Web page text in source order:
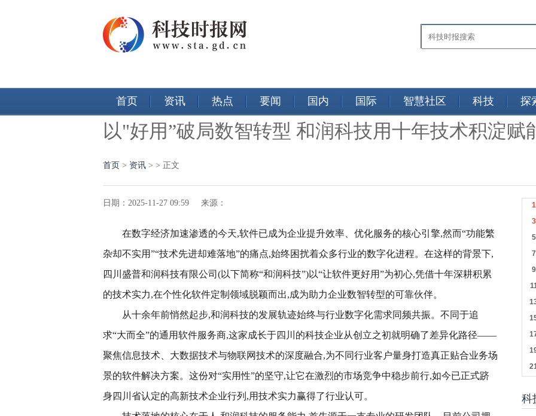
首页 资讯 热点 要闻 国内 国际 智慧社区 科技 探
以"好用”破局数智转型 和润科技用十年技术积淀赋
首页 > 资讯 > > 正文
日期：2025-11-27 09:59 来源：
在数字经济加速渗透的今天,软件已成为企业提升效率、优化服务的核心引擎,然而“功能繁
杂却不实用”“技术先进却难落地”的痛点,始终困扰着众多行业的数字化进程。在这样的背景下,
四川盛普和润科技有限公司(以下简称“和润科技”)以“让软件更好用”为初心,凭借十年深耕积累
的技术实力,在个性化软件定制领域脱颖而出,成为助力企业数智转型的可靠伙伴。
从十余年前悄然起步,和润科技的发展轨迹始终与行业数字化需求同频共振。不同于追
求“大而全”的通用软件服务商,这家成长于四川的科技企业从创立之初就明确了差异化路径——
聚焦信息技术、大数据技术与物联网技术的深度融合,为不同行业客户量身打造真正贴合业务场
景的软件解决方案。这份对“实用性”的坚守,让它在激烈的市场竞争中稳步前行,如今已正式跻
身四川省认定的高新技术企业行列,用技术实力赢得了行业认可。
科